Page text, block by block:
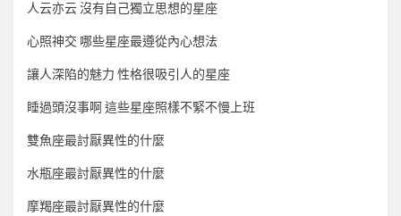
人云亦云 沒有自己獨立思想的星座
心照神交 哪些星座最遵從內心想法
讓人深陷的魅力 性格很吸引人的星座
睡過頭沒事啊 這些星座照樣不緊不慢上班
雙魚座最討厭異性的什麼
水瓶座最討厭異性的什麼
摩羯座最討厭異性的什麼